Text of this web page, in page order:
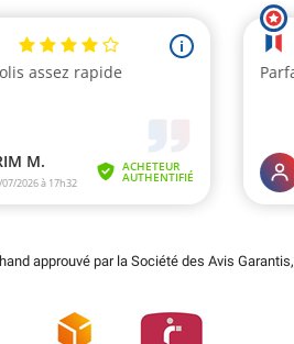
approuvé par la Société des Avis Garantis,